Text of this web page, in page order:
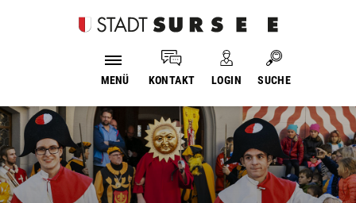
Kopfzeile
MENÜ KONTAKT LOGIN SUCHE
Inhalt